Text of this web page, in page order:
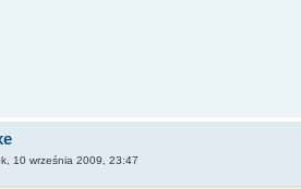
10 września 2009, 23:47